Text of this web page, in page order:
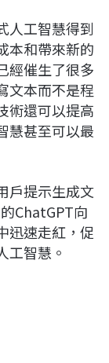
人工智慧得到
本和帶來新的
經催生了很多
文本而不是程
術還可以提高
慧甚至可以最
戶提示生成文
ChatGPT向
迅速走紅，促
工智慧。